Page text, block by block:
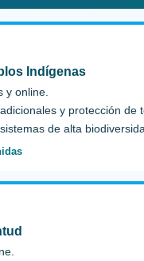
Indígenas
y online.
y protección de
de alta